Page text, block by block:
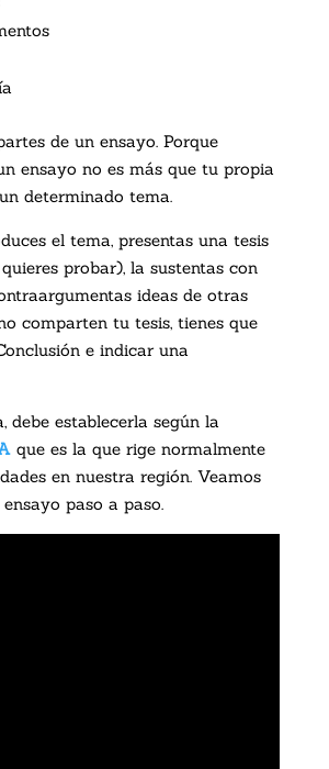
de un ensayo. Porque
ensayo no es más que tu propia
determinado tema.
el tema, presentas una tesis
probar), la sustentas con
ideas de otras
comparten tu tesis, tienes que
e indicar una
debe establecerla según la
que es la que rige normalmente
en nuestra región. Veamos
paso a paso.